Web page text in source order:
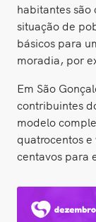
habitantes são
situação de
básicos para
moradia, por
Em São
contribuintes
modelo
quatrocentos
centavos para